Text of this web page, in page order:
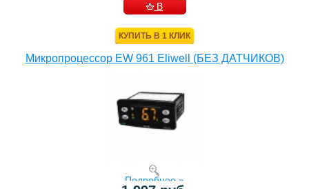
В
КУПИТЬ В 1 КЛИК
Микропроцессор EW 961 Eliwell (БЕЗ ДАТЧИКОВ)
Подробнее »